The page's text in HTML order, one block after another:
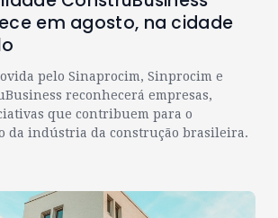
em agosto, na cidade
pelo Sinaprocim, Sinprocim e
reconhecerá empresas,
que contribuem para o
da indústria da construção brasileira.